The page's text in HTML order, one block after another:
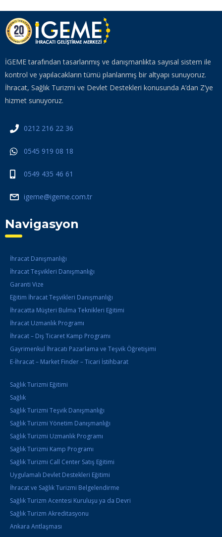
İGEME tarafından tasarlanmış ve danışmanlıkta sayısal sistem ile
kontrol ve yapılacakların tümü planlanmış bir altyapı sunuyoruz.
İhracat, Sağlık Turizmi ve Devlet Destekleri konusunda A’dan Z’ye
hizmet sunuyoruz.
0212 216 22 36
0545 919 08 18
0549 435 46 61
igeme@igeme.com.tr
Navigasyon
İhracat Danışmanlığı
İhracat Teşvikleri Danışmanlığı
Garanti Vize
Eğitim İhracat Teşvikleri Danışmanlığı
İhracatta Müşteri Bulma Teknikleri Eğitimi
İhracat Uzmanlık Programı
İhracat – Dış Ticaret Kamp Programı
Gayrimenkul İhracatı Pazarlama ve Teşvik Öğretişimi
E-İhracat – Market Finder – Ticari İstihbarat
Sağlık Turizmi Eğitimi
Sağlık
Sağlık Turizmi Teşvik Danışmanlığı
Sağlık Turizmi Yönetim Danışmanlığı
Sağlık Turizmi Uzmanlık Programı
Sağlık Turizmi Kamp Programı
Sağlık Turizmi Call Center Satış Eğitimi
Uygulamalı Devlet Destekleri Eğitimi
İhracat ve Sağlık Turizmi Belgelendirme
Sağlık Turizm Acentesi Kuruluşu ya da Devri
Sağlık Turizm Akreditasyonu
Ankara Antlaşması